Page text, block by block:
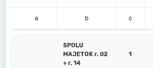
a b c
SPOLU
MAJETOK r. 02
+ r. 14
1